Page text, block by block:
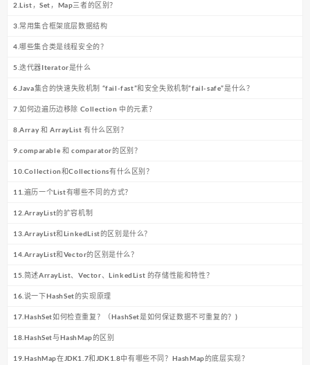
2.List，Set，Map三者的区别？
3.常用集合框架底层数据结构
4.哪些集合类是线程安全的？
5.迭代器Iterator是什么
6.Java集合的快速失败机制 “fail-fast”和安全失败机制“fail-safe”是什么？
7.如何边遍历边移除 Collection 中的元素？
8.Array 和 ArrayList 有什么区别？
9.comparable 和 comparator的区别？
10.Collection和Collections有什么区别？
11.遍历一个List有哪些不同的方式？
12.ArrayList的扩容机制
13.ArrayList和LinkedList的区别是什么？
14.ArrayList和Vector的区别是什么？
15.简述ArrayList、Vector、LinkedList 的存储性能和特性？
16.说一下HashSet的实现原理
17.HashSet如何检查重复？（HashSet是如何保证数据不可重复的？)
18.HashSet与HashMap的区别
19.HashMap在JDK1.7和JDK1.8中有哪些不同？HashMap的底层实现？